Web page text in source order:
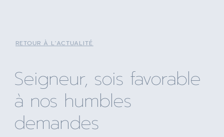
RETOUR À L'ACTUALITÉ
Seigneur, sois favorable
à nos humbles
demandes